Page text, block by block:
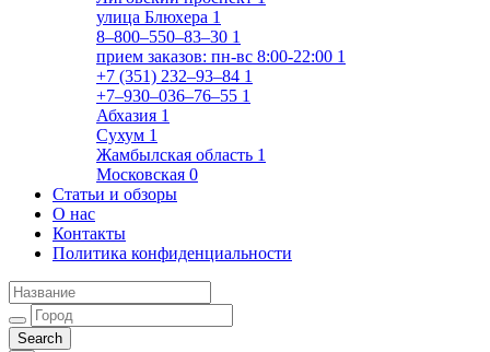
улица Блюхера 1
8‒800‒550‒83‒30 1
прием заказов: пн-вс 8:00-22:00 1
+7 (351) 232‒93‒84 1
+7‒930‒036‒76‒55 1
Абхазия 1
Сухум 1
Жамбылская область 1
Московская 0
Статьи и обзоры
О нас
Контакты
Политика конфиденциальности